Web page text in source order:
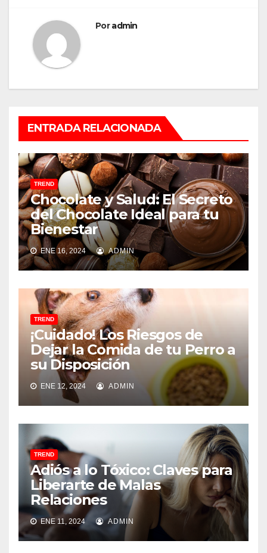
Poradmin
ENTRADA RELACIONADA
TREND
Chocolate y Salud: El Secreto
del Chocolate Ideal para tu
Bienestar
ENE 16, 2024 ADMIN
TREND
¡Cuidado! Los Riesgos de
Dejar la Comida de tu Perro a
su Disposición
ENE 12, 2024 ADMIN
TREND
Adiós a lo Tóxico: Claves para
Liberarte de Malas
Relaciones
ENE 11, 2024 ADMIN